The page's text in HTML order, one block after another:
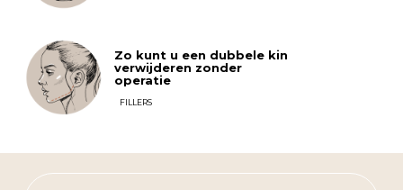
Zo kunt u een dubbele kin
verwijderen zonder
operatie
FILLERS